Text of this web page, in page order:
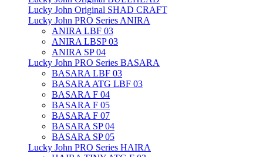
Lucky John Original SHAD CRAFT
Lucky John PRO Series ANIRA
ANIRA LBF 03
ANIRA LBSP 03
ANIRA SP 04
Lucky John PRO Series BASARA
BASARA LBF 03
BASARA ATG LBF 03
BASARA F 04
BASARA F 05
BASARA F 07
BASARA SP 04
BASARA SP 05
Lucky John PRO Series HAIRA